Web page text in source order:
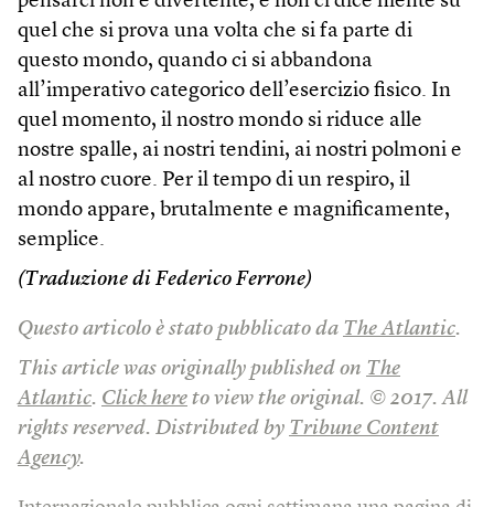
quel che si prova una volta che si fa parte di
questo mondo, quando ci si abbandona
all’imperativo categorico dell’esercizio fisico. In
quel momento, il nostro mondo si riduce alle
nostre spalle, ai nostri tendini, ai nostri polmoni e
al nostro cuore. Per il tempo di un respiro, il
mondo appare, brutalmente e magnificamente,
semplice.
(Traduzione di Federico Ferrone)
Questo articolo è stato pubblicato da The Atlantic.
This article was originally published on The
Atlantic. Click here to view the original. © 2017. All
rights reserved. Distributed by Tribune Content
Agency.